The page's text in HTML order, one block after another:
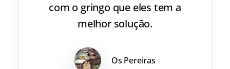
com o gringo que eles tem a
melhor solução.
Os Pereiras